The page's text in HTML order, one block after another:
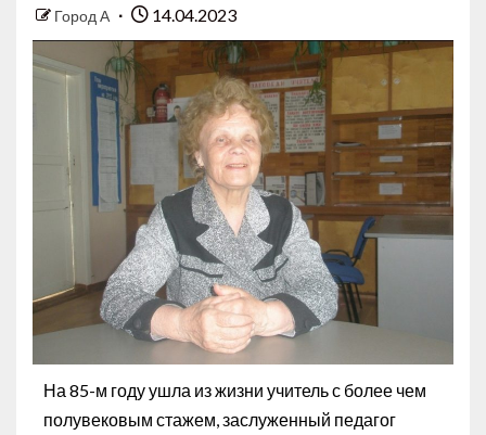
Город А 14.04.2023
На 85-м году ушла из жизни учитель с более чем
полувековым стажем, заслуженный педагог